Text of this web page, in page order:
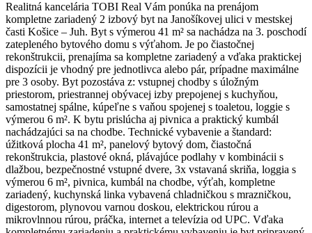
Realitná kancelária TOBI Real Vám ponúka na prenájom
kompletne zariadený 2 izbový byt na Janošíkovej ulici v mestskej
časti Košice – Juh. Byt s výmerou 41 m² sa nachádza na 3. poschodí
zatepleného bytového domu s výťahom. Je po čiastočnej
rekonštrukcii, prenajíma sa kompletne zariadený a vďaka praktickej
dispozícii je vhodný pre jednotlivca alebo pár, prípadne maximálne
pre 3 osoby. Byt pozostáva z: vstupnej chodby s úložným
priestorom, priestrannej obývacej izby prepojenej s kuchyňou,
samostatnej spálne, kúpeľne s vaňou spojenej s toaletou, loggie s
výmerou 6 m². K bytu prislúcha aj pivnica a praktický kumbál
nachádzajúci sa na chodbe. Technické vybavenie a štandard:
úžitková plocha 41 m², panelový bytový dom, čiastočná
rekonštrukcia, plastové okná, plávajúce podlahy v kombinácii s
dlažbou, bezpečnostné vstupné dvere, 3x vstavaná skriňa, loggia s
výmerou 6 m², pivnica, kumbál na chodbe, výťah, kompletne
zariadený, kuchynská linka vybavená chladničkou s mrazničkou,
digestorom, plynovou varnou doskou, elektrickou rúrou a
mikrovlnnou rúrou, práčka, internet a televízia od UPC. Vďaka